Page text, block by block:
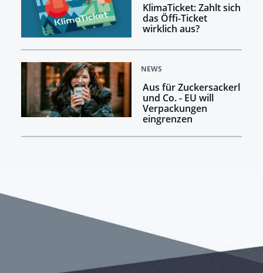
KlimaTicket: Zahlt sich
das Öffi-Ticket
wirklich aus?
NEWS
Aus für Zuckersackerl
und Co. - EU will
Verpackungen
eingrenzen